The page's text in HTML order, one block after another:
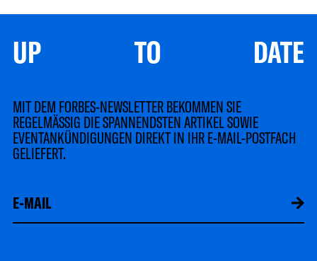
UP TO DATE
MIT DEM FORBES-NEWSLETTER BEKOMMEN SIE
REGELMÄSSIG DIE SPANNENDSTEN ARTIKEL SOWIE
EVENTANKÜNDIGUNGEN DIREKT IN IHR E-MAIL-POSTFACH
GELIEFERT.